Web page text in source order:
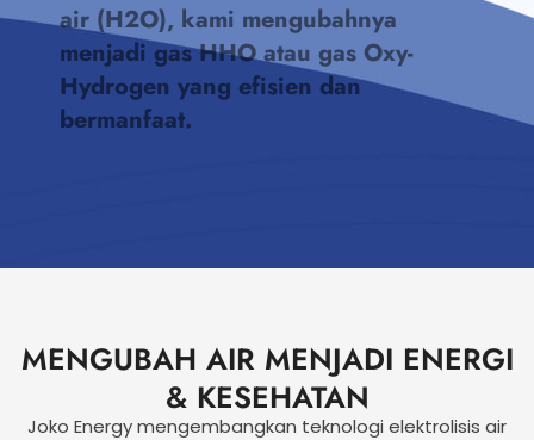
air (H2O), kami mengubahnya
menjadi gas HHO atau gas Oxy-
Hydrogen yang efisien dan
bermanfaat.
MENGUBAH AIR MENJADI ENERGI
& KESEHATAN
Joko Energy mengembangkan teknologi elektrolisis air